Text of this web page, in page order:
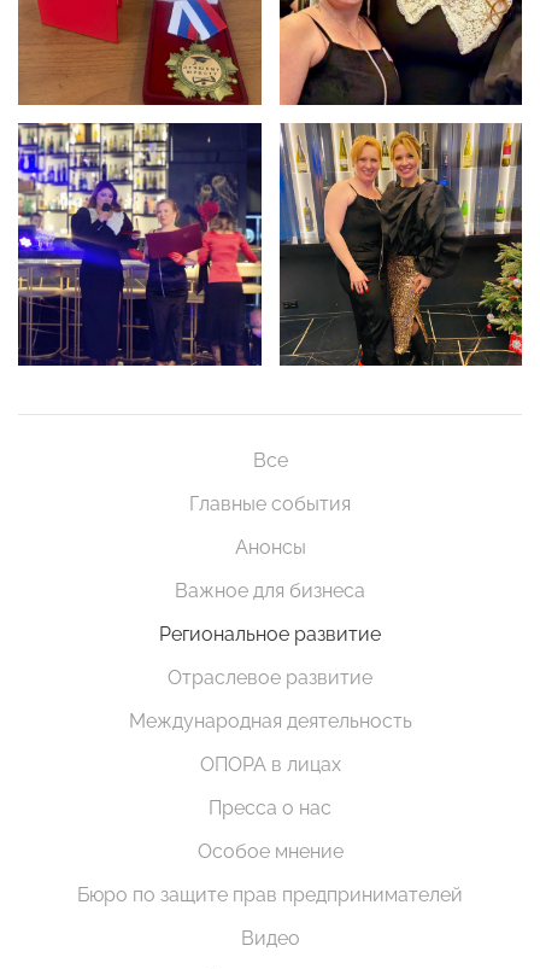
Все
Главные события
Анонсы
Важное для бизнеса
Региональное развитие
Отраслевое развитие
Международная деятельность
ОПОРА в лицах
Пресса о нас
Особое мнение
Бюро по защите прав предпринимателей
Видео